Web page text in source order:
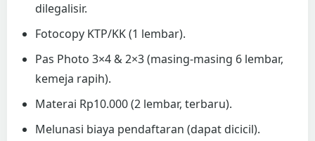
dilegalisir.
Fotocopy KTP/KK (1 lembar).
Pas Photo 3×4 & 2×3 (masing-masing 6 lembar,
kemeja rapih).
Materai Rp10.000 (2 lembar, terbaru).
Melunasi biaya pendaftaran (dapat dicicil).